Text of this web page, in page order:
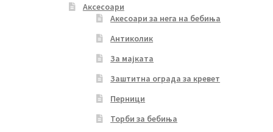
Аксесоари
Акесоари за нега на бебиња
Антиколик
За мајката
Заштитна ограда за кревет
Перници
Торби за бебиња